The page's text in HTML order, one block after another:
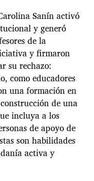
Sanín activó
y generó
de la
y firmaron
su rechazo:
como educadores
una formación en
de una
incluya a los
de apoyo de
son habilidades
activa y